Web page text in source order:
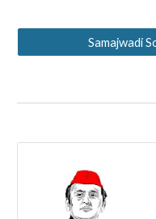
Samajwadi